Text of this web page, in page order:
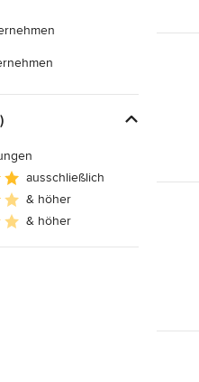
ausschließlich
& höher
& höher